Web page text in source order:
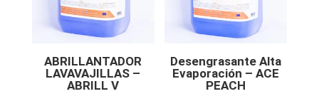
ABRILLANTADOR
LAVAVAJILLAS –
ABRILL V
Desengrasante Alta
Evaporación – ACE
PEACH